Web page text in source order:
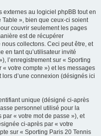
externes au logiciel phpBB tout en
», bien que ceux-ci soient
couvrir seulement les pages
est de récupérer
collectons. Ceci peut être, et
en tant qu’utilisateur invité
l’enregistrement sur « Sporting
« votre compte ») et les messages
d’une connexion (désignés ici
unique (désigné ci-après
personnel utilisé pour la
« votre mot de passe »), et
ci-après par « votre
sur « Sporting Paris 20 Tennis